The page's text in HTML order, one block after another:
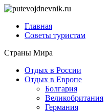
Главная
Советы туристам
Страны Мира
Отдых в России
Отдых в Европе
Болгария
Великобритания
Германия